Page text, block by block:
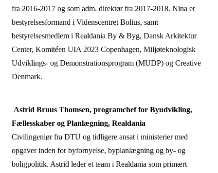
fra 2016-2017 og som adm. direktør fra 2017-2018. Nina er
bestyrelsesformand i Videnscentret Bolius, samt
bestyrelsesmedlem i Realdania By & Byg, Dansk Arkitektur
Center, Komitéen UIA 2023 Copenhagen, Miljøteknologisk
Udviklings- og Demonstrationsprogram (MUDP) og Creative
Denmark.
Astrid Bruus Thomsen, programchef for Byudvikling,
Fællesskaber og Planlægning, Realdania
Civilingeniør fra DTU og tidligere ansat i ministerier med
opgaver inden for byfornyelse, byplanlægning og by- og
boligpolitik. Astrid leder et team i Realdania som primært